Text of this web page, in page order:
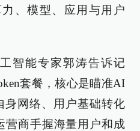
、模型、应用与用户
智能专家郭涛告诉记
套餐，核心是瞄准AI
身网络、用户基础转化
营商手握海量用户和成